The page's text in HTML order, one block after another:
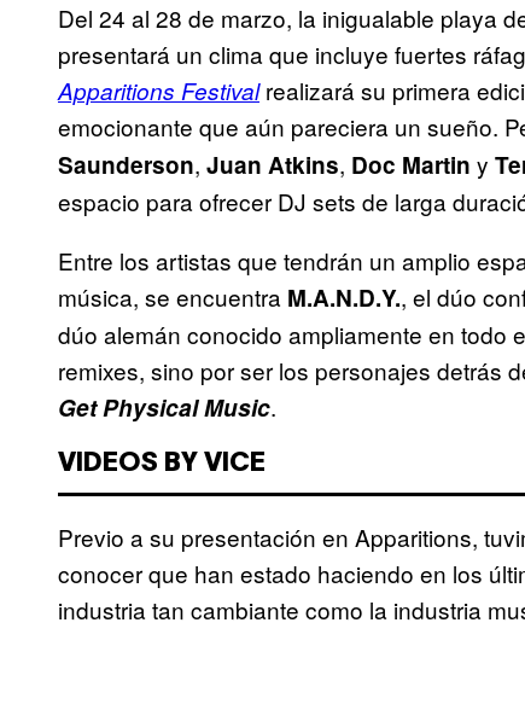
Del 24 al 28 de marzo, la inigualable playa
presentará un clima que incluye fuertes
Apparitions Festivalrealizará su primera
emocionante que aún pareciera un sueño.
Saunderson, Juan Atkins, Doc Martin y
espacio para ofrecer DJ sets de larga
Entre los artistas que tendrán un amplio
música, se encuentra M.A.N.D.Y., el dúo
dúo alemán conocido ampliamente en todo
remixes, sino por ser los personajes detrás
Get Physical Music.
VIDEOS BY VICE
Previo a su presentación en Apparitions,
conocer que han estado haciendo en los
industria tan cambiante como la industria